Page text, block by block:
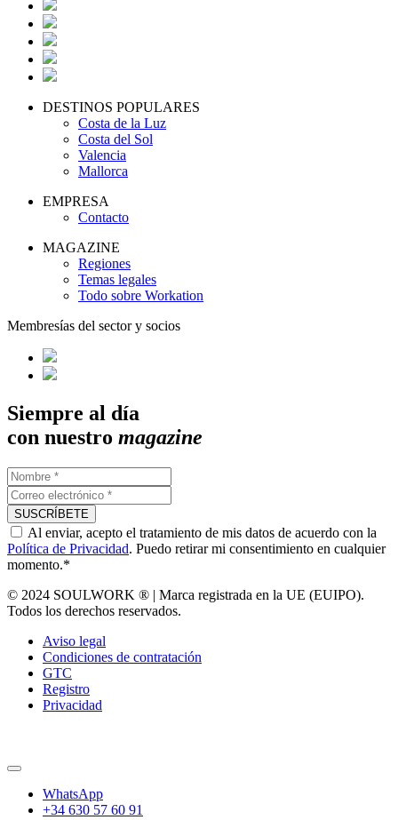
DESTINOS POPULARES
Costa de la Luz
Costa del Sol
Valencia
Mallorca
EMPRESA
Contacto
MAGAZINE
Regiones
Temas legales
Todo sobre Workation
Membresías del sector y socios
Siempre al día
con nuestro magazine
Al enviar, acepto el tratamiento de mis datos de acuerdo con la
Política de Privacidad. Puedo retirar mi consentimiento en cualquier
momento.*
© 2024 SOULWORK ® | Marca registrada en la UE (EUIPO).
Todos los derechos reservados.
Aviso legal
Condiciones de contratación
GTC
Registro
Privacidad
WhatsApp
+34 630 57 60 91